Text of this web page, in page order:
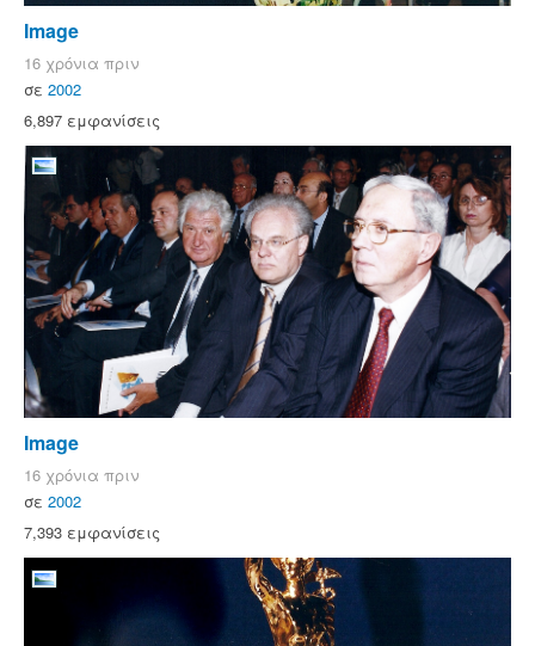
Image
16 χρόνια πριν
σε 2002
6,897 εμφανίσεις
Image
16 χρόνια πριν
σε 2002
7,393 εμφανίσεις